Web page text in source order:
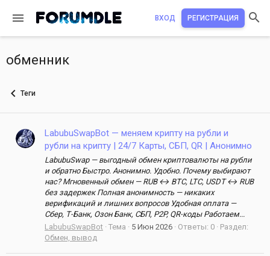
ВХОД РЕГИСТРАЦИЯ
обменник
Теги
LabubuSwapBot — меняем крипту на рубли и
рубли на крипту | 24/7 Карты, СБП, QR | Анонимно
LabubuSwap — выгодный обмен криптовалюты на рубли
и обратно Быстро. Анонимно. Удобно. Почему выбирают
нас? Мгновенный обмен — RUB ↔ BTC, LTC, USDT ↔ RUB
без задержек Полная анонимность — никаких
верификаций и лишних вопросов Удобная оплата —
Сбер, Т-Банк, Озон Банк, СБП, P2P, QR-коды Работаем...
LabubuSwapBot Тема 5 Июн 2026 Ответы: 0
Раздел:
Обмен, вывод